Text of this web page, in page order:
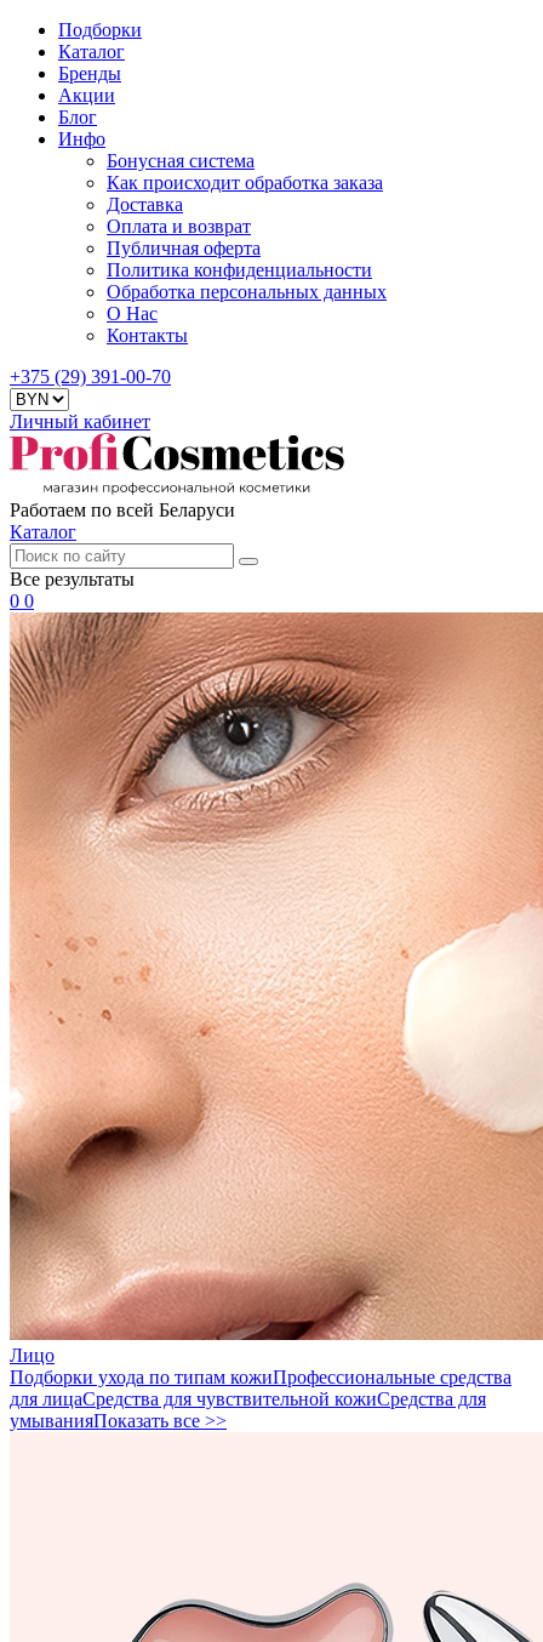
Подборки
Каталог
Бренды
Акции
Блог
Инфо
Бонусная система
Как происходит обработка заказа
Доставка
Оплата и возврат
Публичная оферта
Политика конфиденциальности
Обработка персональных данных
О Нас
Контакты
+375 (29) 391-00-70
Личный кабинет
Работаем по всей Беларуси
Каталог
Все результаты
0 0
Лицо
Подборки ухода по типам кожиПрофессиональные средства
для лицаСредства для чувствительной кожиСредства для
умыванияПоказать все >>